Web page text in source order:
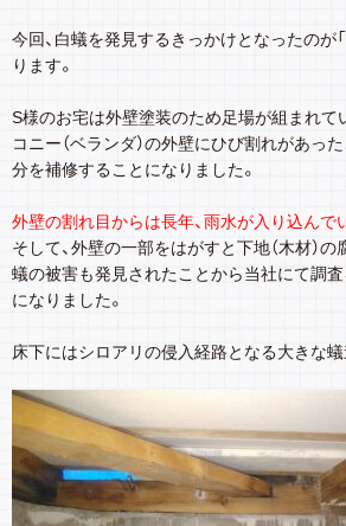
今回、白蟻を発見するきっかけとなったのが
ります。
S様のお宅は外壁塗装のため足場が組まれて
コニー（ベランダ）の外壁にひび割れがあっ
分を補修することになりました。
外壁の割れ目からは長年、雨水が入り込んで
そして、外壁の一部をはがすと下地（木材）
蟻の被害も発見されたことから当社にて調
になりました。
床下にはシロアリの侵入経路となる大きな蟻